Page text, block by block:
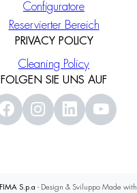
Configuratore
Reservierter Bereich
PRIVACY POLICY
Cleaning Policy
FOLGEN SIE UNS AUF
FIMA S.p.a - Design & Sviluppo Made with